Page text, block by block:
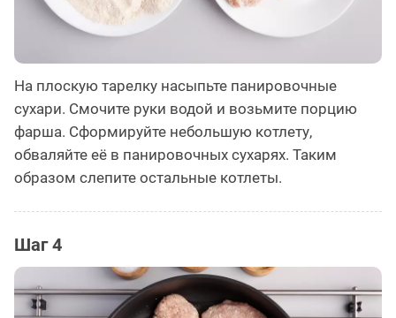
На плоскую тарелку насыпьте панировочные
сухари. Смочите руки водой и возьмите порцию
фарша. Сформируйте небольшую котлету,
обваляйте её в панировочных сухарях. Таким
образом слепите остальные котлеты.
Шаг 4